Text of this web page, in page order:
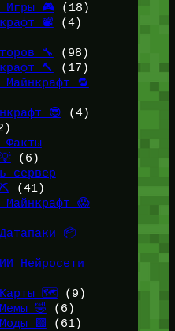
Игры 🎮(18)
📽️ (4)
🔧
(98)
🔨
(17)
Майнкрафт 🔁
😎 (4)
Факты
(6)
сервер
(41)
Майнкрафт 😱
📦
Нейросети
Карты 🗺️ (9)
🤣 (6)
🟩
(61)